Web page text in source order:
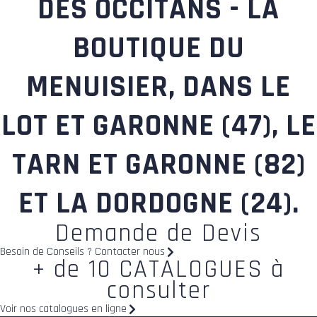
DES OCCITANS - LA
BOUTIQUE DU
MENUISIER, DANS LE
LOT ET GARONNE (47), LE
TARN ET GARONNE (82)
ET LA DORDOGNE (24).
Demande de Devis
Besoin de Conseils ? Contacter nous
+ de 10 CATALOGUES à
consulter
Voir nos catalogues en ligne